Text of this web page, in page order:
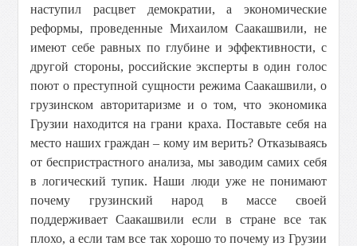
наступил расцвет демократии, а экономические
реформы, проведенные Михаилом Саакашвили, не
имеют себе равных по глубине и эффективности, с
другой стороны, российские эксперты в один голос
поют о преступной сущности режима Саакашвили, о
грузинском авторитаризме и о том, что экономика
Грузии находится на грани краха. Поставьте себя на
место наших граждан – кому им верить? Отказываясь
от беспристрастного анализа, мы заводим самих себя
в логический тупик. Наши люди уже не понимают
почему грузинский народ в массе своей
поддерживает Саакашвили если в стране все так
плохо, а если там все так хорошо то почему из Грузии